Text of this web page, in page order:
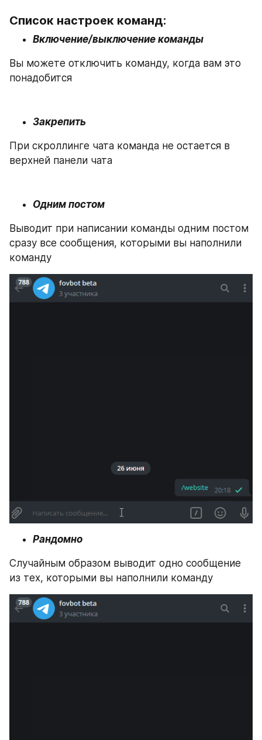
Список настроек команд:
Включение/выключение команды
Вы можете отключить команду, когда вам это
понадобится
Закрепить
При скроллинге чата команда не остается в
верхней панели чата
Одним постом
Выводит при написании команды одним постом
сразу все сообщения, которыми вы наполнили
команду
Рандомно
Случайным образом выводит одно сообщение
из тех, которыми вы наполнили команду